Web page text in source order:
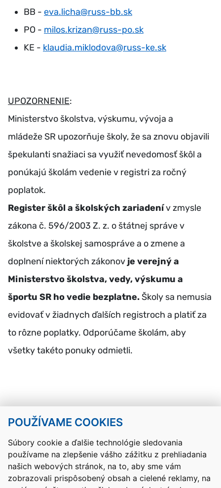
POUŽÍVAME COOKIES
Súbory cookie a ďalšie technológie sledovania
používame na zlepšenie vášho zážitku z prehliadania
našich webových stránok, na to, aby sme vám
zobrazovali prispôsobený obsah a cielené reklamy, na
BB - eva.licha@russ-bb.sk
PO - milos.krizan@russ-po.sk
KE - klaudia.miklodova@russ-ke.sk
UPOZORNENIE:
Ministerstvo školstva, výskumu, vývoja a
mládeže SR upozorňuje školy, že sa znovu objavili
špekulanti snažiaci sa využiť nevedomosť škôl a
ponúkajú školám vedenie v registri za ročný
poplatok.
Register škôl a školských zariadenív zmysle
zákona č. 596/2003 Z. z. o štátnej správe v
školstve a školskej samospráve a o zmene a
doplnení niektorých zákonov je verejný a
Ministerstvo školstva, vedy, výskumu a
športu SR ho vedie bezplatne. Školy sa nemusia
evidovať v žiadnych ďalších registroch a platiť za
to rôzne poplatky. Odporúčame školám, aby
všetky takéto ponuky odmietli.
Kontakty Mapa stránky RSS
Vyhlásenie o prístupnosti
Nastavenia cookies
Prevádzkovateľom služby je Ministerstvo školstva, výskumu,